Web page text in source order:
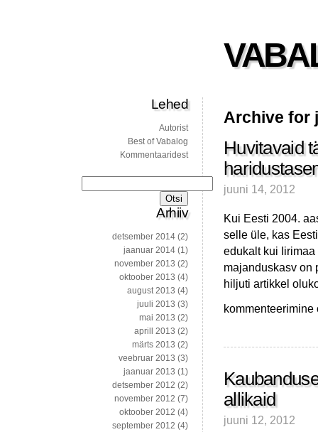
Archive for
Huvitavaid
juuni 14, 2012
Kui Eesti 2004.
selle üle, kas
edukalt kui
majanduskasv on
hiljuti artikkel
Huvitavaid
elanike
kohta
allikaid
juuni 12, 2012
Lehed
Autorist
Best of Vabalog
Kommentaaridest
Arhiiv
detsember 2014 (2)
jaanuar 2014 (1)
november 2013 (2)
oktoober 2013 (4)
august 2013 (4)
juuli 2013 (3)
mai 2013 (2)
aprill 2013 (2)
märts 2013 (2)
veebruar 2013 (3)
jaanuar 2013 (1)
detsember 2012 (2)
november 2012 (7)
oktoober 2012 (4)
september 2012 (4)